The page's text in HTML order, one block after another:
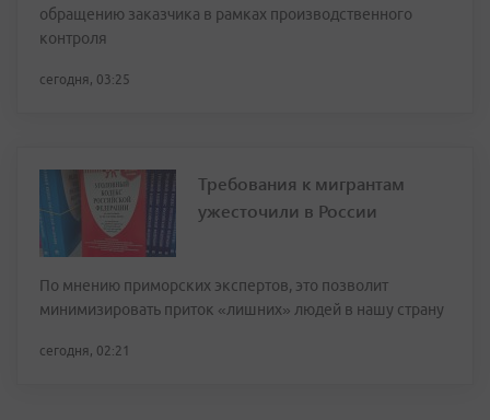
обращению заказчика в рамках производственного
контроля
сегодня, 03:25
Требования к мигрантам
ужесточили в России
По мнению приморских экспертов, это позволит
минимизировать приток «лишних» людей в нашу страну
сегодня, 02:21